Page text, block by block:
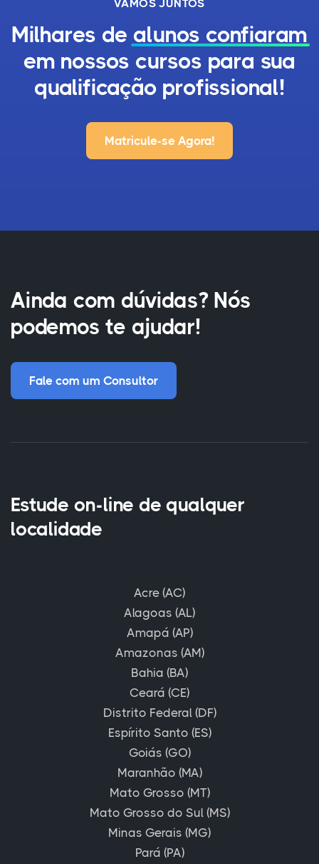
VAMOS JUNTOS
Milhares de alunos confiaram
em nossos cursos para sua
qualificação profissional!
Matricule-se Agora!
Ainda com dúvidas? Nós
podemos te ajudar!
Fale com um Consultor
Estude on-line de qualquer
localidade
Acre (AC)
Alagoas (AL)
Amapá (AP)
Amazonas (AM)
Bahia (BA)
Ceará (CE)
Distrito Federal (DF)
Espírito Santo (ES)
Goiás (GO)
Maranhão (MA)
Mato Grosso (MT)
Mato Grosso do Sul (MS)
Minas Gerais (MG)
Pará (PA)